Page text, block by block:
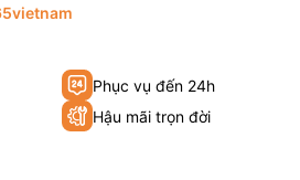
Phục vụ đến 24h
Hậu mãi trọn đời